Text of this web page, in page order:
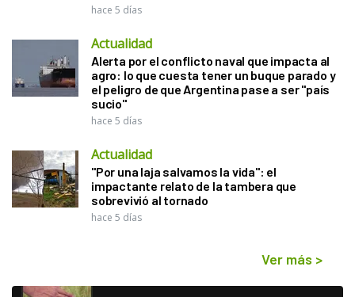
hace 5 días
Actualidad
Alerta por el conflicto naval que impacta al
agro: lo que cuesta tener un buque parado y
el peligro de que Argentina pase a ser "país
sucio"
hace 5 días
Actualidad
"Por una laja salvamos la vida": el
impactante relato de la tambera que
sobrevivió al tornado
hace 5 días
Ver más >